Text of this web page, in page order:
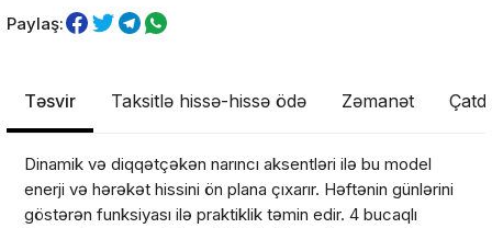
Paylaş:
Təsvir Taksitlə hissə-hissə ödə Zəmanət
Dinamik və diqqətçəkən narıncı aksentləri ilə bu model
enerji və hərəkət hissini ön plana çıxarır. Həftənin günlərini
göstərən funksiyası ilə praktiklik təmin edir. 4 bucaqlı